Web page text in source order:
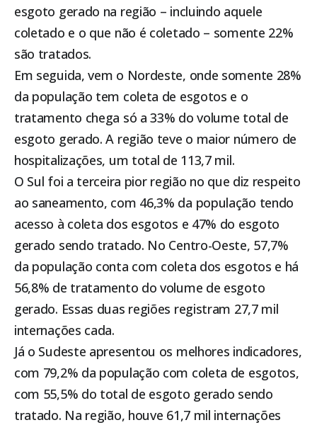
esgoto gerado na região – incluindo aquele
coletado e o que não é coletado – somente 22%
são tratados.
Em seguida, vem o Nordeste, onde somente 28%
da população tem coleta de esgotos e o
tratamento chega só a 33% do volume total de
esgoto gerado. A região teve o maior número de
hospitalizações, um total de 113,7 mil.
O Sul foi a terceira pior região no que diz respeito
ao saneamento, com 46,3% da população tendo
acesso à coleta dos esgotos e 47% do esgoto
gerado sendo tratado. No Centro-Oeste, 57,7%
da população conta com coleta dos esgotos e há
56,8% de tratamento do volume de esgoto
gerado. Essas duas regiões registram 27,7 mil
internações cada.
Já o Sudeste apresentou os melhores indicadores,
com 79,2% da população com coleta de esgotos,
com 55,5% do total de esgoto gerado sendo
tratado. Na região, houve 61,7 mil internações